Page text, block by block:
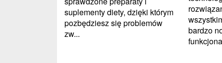
suplementy diety, dzięki którym
pozbędziesz się problemów
zw...
bardzo